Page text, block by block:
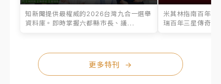
知新聞提供最權威的2026台灣九合一選舉
資料庫。即時掌握六都縣市長、議...
米其林指南百年之
瑞百年三星傳奇、
更多特刊 →